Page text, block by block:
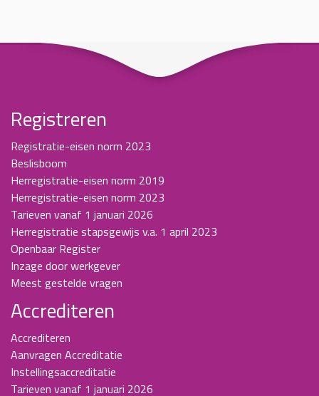
Registreren
Registratie-eisen norm 2023
Beslisboom
Herregistratie-eisen norm 2019
Herregistratie-eisen norm 2023
Tarieven vanaf 1 januari 2026
Herregistratie stapsgewijs v.a. 1 april 2023
Openbaar Register
Inzage door werkgever
Meest gestelde vragen
Accrediteren
Accrediteren
Aanvragen Accreditatie
Instellingsaccreditatie
Tarieven vanaf 1 januari 2026